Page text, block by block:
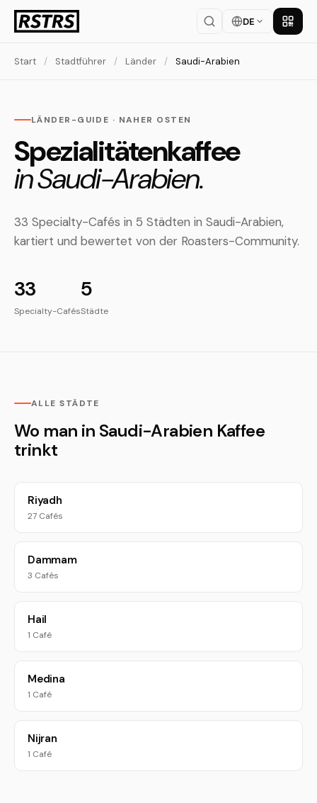
DE App
Start / Stadtführer / Länder / Saudi-Arabien
LÄNDER-GUIDE · NAHER OSTEN
Spezialitätenkaffee
in Saudi-Arabien.
33 Specialty-Cafés in 5 Städten in Saudi-Arabien,
kartiert und bewertet von der Roasters-Community.
33
Specialty-Cafés
5
Städte
ALLE STÄDTE
Wo man in Saudi-Arabien Kaffee
trinkt
Riyadh
27 Cafés
Dammam
3 Cafés
Hail
1 Café
Medina
1 Café
Nijran
1 Café